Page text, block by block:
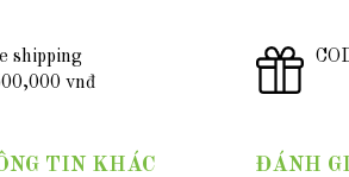
shipping
vnđ
TIN KHÁC ĐÁNH